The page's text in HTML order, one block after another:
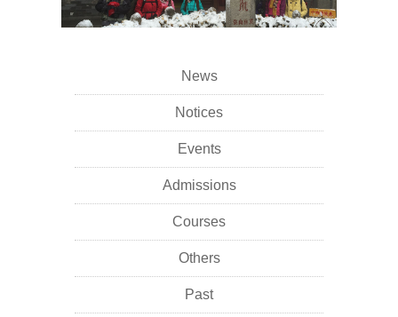
News
Notices
Events
Admissions
Courses
Others
Past